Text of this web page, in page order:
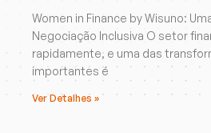
Women in Finance by Wisuno:
Negociação Inclusiva O setor
rapidamente, e uma das
importantes é
Ver Detalhes »